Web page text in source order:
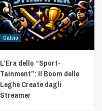
Calcio
L’Era dello “Sport-
Tainment”: Il Boom delle
Leghe Create dagli
Streamer